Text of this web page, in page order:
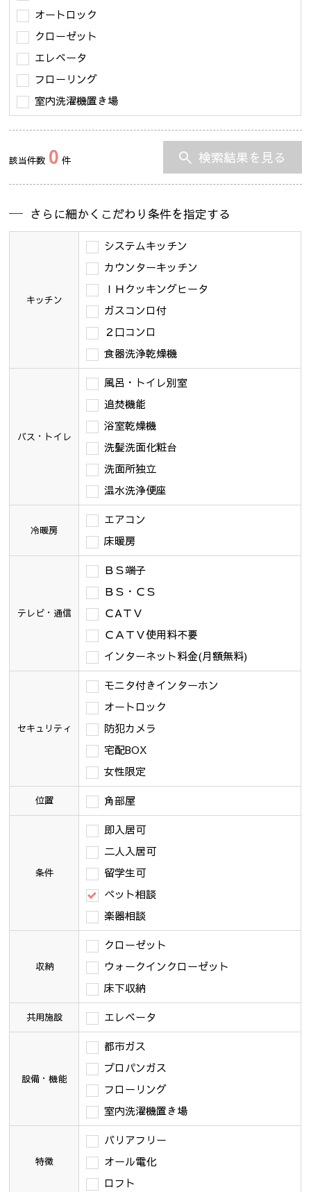
オートロック
クローゼット
エレベータ
フローリング
室内洗濯機置き場
該当件数 0 件 検索結果を見る
さらに細かくこだわり条件を指定する
キッチン
システムキッチン
カウンターキッチン
ＩＨクッキングヒータ
ガスコンロ付
２口コンロ
食器洗浄乾燥機
バス・トイレ
風呂・トイレ別室
追焚機能
浴室乾燥機
洗髪洗面化粧台
洗面所独立
温水洗浄便座
冷暖房
エアコン
床暖房
テレビ・通信
ＢＳ端子
ＢＳ・ＣＳ
ＣAＴＶ
ＣＡＴＶ使用料不要
インターネット料金(月額無料)
セキュリティ
モニタ付きインターホン
オートロック
防犯カメラ
宅配BOX
女性限定
位置 角部屋
条件
即入居可
二人入居可
留学生可
ペット相談
楽器相談
収納
クローゼット
ウォークインクローゼット
床下収納
共用施設 エレベータ
設備・機能
都市ガス
プロパンガス
フローリング
室内洗濯機置き場
特徴
バリアフリー
オール電化
ロフト